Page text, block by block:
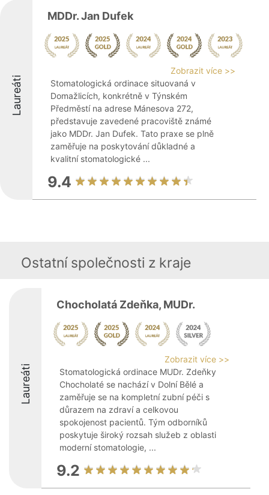
Laureáti
MDDr. Jan Dufek
Zobrazit více >>
Stomatologická ordinace situovaná v
Domažlicích, konkrétně v Týnském
Předměstí na adrese Mánesova 272,
představuje zavedené pracoviště známé
jako MDDr. Jan Dufek. Tato praxe se plně
zaměřuje na poskytování důkladné a
kvalitní stomatologické ...
9.4
Ostatní společnosti z kraje
Laureáti
Chocholatá Zdeňka, MUDr.
Zobrazit více >>
Stomatologická ordinace MUDr. Zdeňky
Chocholaté se nachází v Dolní Bělé a
zaměřuje se na kompletní zubní péči s
důrazem na zdraví a celkovou
spokojenost pacientů. Tým odborníků
poskytuje široký rozsah služeb z oblasti
moderní stomatologie, ...
9.2